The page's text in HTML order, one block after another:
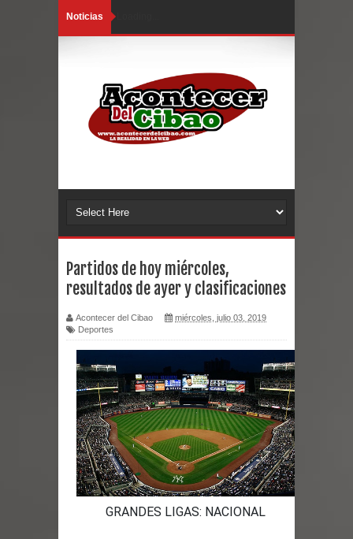
Noticias
Partidos de hoy miércoles,
resultados de ayer y clasificaciones
Acontecer del Cibao
miércoles, julio 03, 2019
Deportes
GRANDES LIGAS: NACIONAL